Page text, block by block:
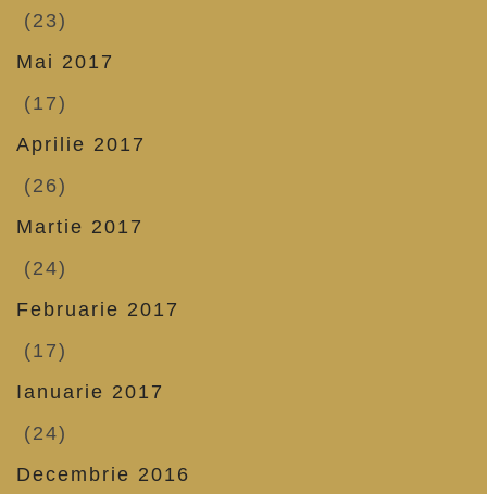
(23)
Mai 2017
(17)
Aprilie 2017
(26)
Martie 2017
(24)
Februarie 2017
(17)
Ianuarie 2017
(24)
Decembrie 2016